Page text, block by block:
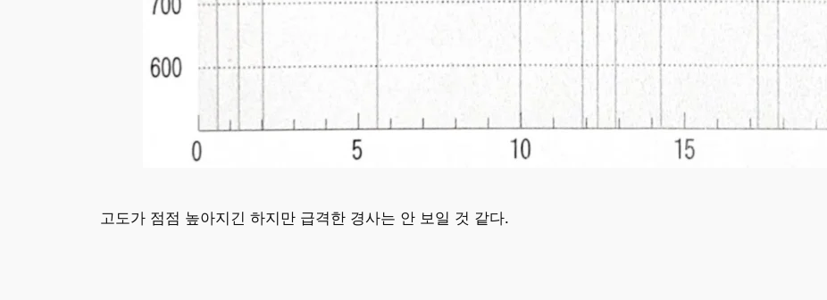
고도가 점점 높아지긴 하지만 급격한 경사는 안 보일 것 같다.